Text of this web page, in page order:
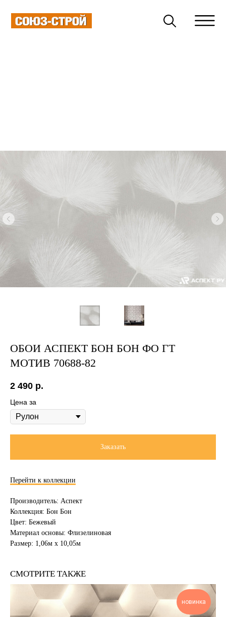
ОБОИ АСПЕКТ БОН БОН ФО ГТ
МОТИВ 70688-82
2 490 р.
Цена за
Заказать
Перейти к коллекции
Производитель: Аспект
Коллекция: Бон Бон
Цвет: Бежевый
Материал основы: Флизелиновая
Размер: 1,06м х 10,05м
СМОТРИТЕ ТАКЖЕ
новинка